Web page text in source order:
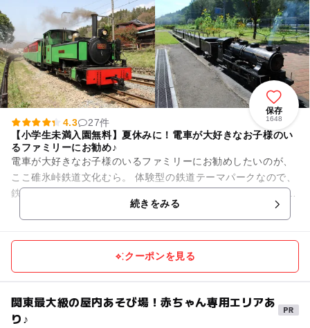
保存
1648
4.3
27件
【小学生未満入園無料】夏休みに！電車が大好きなお子様のい
るファミリーにお勧め♪
電車が大好きなお子様のいるファミリーにお勧めしたいのが、
ここ碓氷峠鉄道文化むら。 体験型の鉄道テーマパークなので、
鉄道ファンでないママでも退屈しなさそう！ 資料館で歴史を学
続きをみる
クーポンを見る
関東最大級の屋内あそび場！赤ちゃん専用エリアあ
り♪